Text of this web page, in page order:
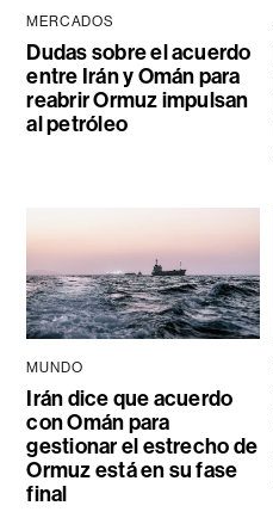
MERCADOS
Dudas sobre el acuerdo
entre Irán y Omán para
reabrir Ormuz impulsan
al petróleo
MUNDO
Irán dice que acuerdo
con Omán para
gestionar el estrecho de
Ormuz está en su fase
final